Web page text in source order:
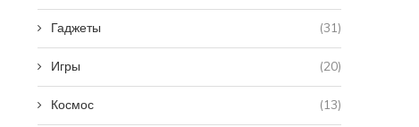
Гаджеты (31)
Игры (20)
Космос (13)